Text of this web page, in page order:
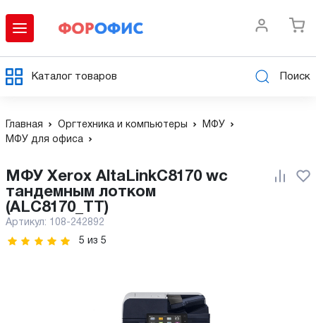
Каталог товаров Поиск
Главная Оргтехника и компьютеры
МФУ
МФУ для офиса
МФУ Xerox AltaLinkC8170 wс
тандемным лотком
(ALC8170_TT)
Артикул: 108-242892
5 из 5